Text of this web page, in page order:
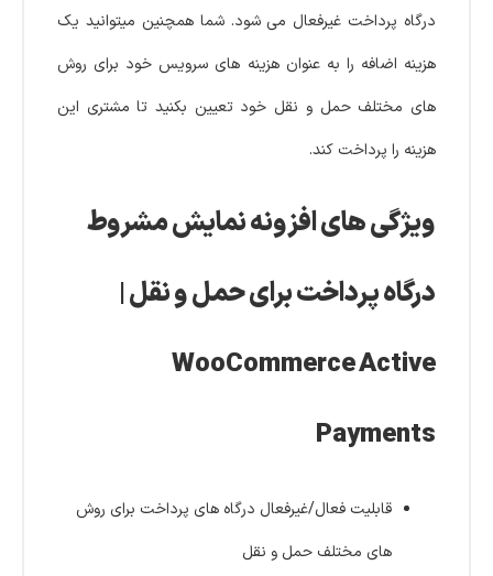
درگاه پرداخت غیرفعال می شود. شما همچنین میتوانید یک
هزینه اضافه را به عنوان هزینه های سرویس خود برای روش
های مختلف حمل و نقل خود تعیین بکنید تا مشتری این
هزینه را پرداخت کند.
ویژگی های افزونه نمایش مشروط
درگاه پرداخت برای حمل و نقل |
WooCommerce Active
Payments
قابلیت فعال/غیرفعال درگاه های پرداخت برای روش
های مختلف حمل و نقل